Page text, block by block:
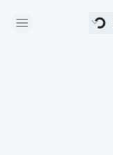
Chargement...